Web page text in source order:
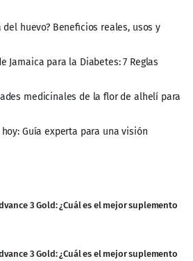
huevo? Beneficios reales, usos y
Jamaica para la Diabetes: 7 Reglas
medicinales de la flor de alhelí para
Guía experta para una visión
3 Gold: ¿Cuál es el mejor suplemento
3 Gold: ¿Cuál es el mejor suplemento